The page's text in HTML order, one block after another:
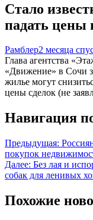
Стало
падать цены
Рамблер2 месяца
Глава агентства
«Движение» в Сочи
жилье могут
цены сделок (не
Навигация
Предыдущая:
покупок
Далее: Без лая и
собак для ленивых
Похожие